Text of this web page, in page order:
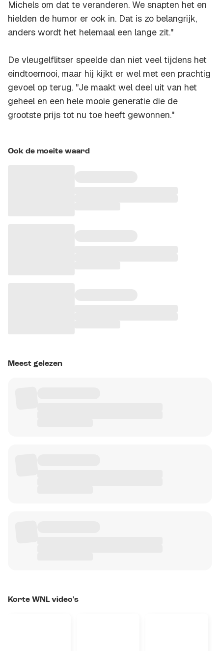
Michels om dat te veranderen. We snapten het en
hielden de humor er ook in. Dat is zo belangrijk,
anders wordt het helemaal een lange zit."
De vleugelflitser speelde dan niet veel tijdens het
eindtoernooi, maar hij kijkt er wel met een prachtig
gevoel op terug. "Je maakt wel deel uit van het
geheel en een hele mooie generatie die de
grootste prijs tot nu toe heeft gewonnen."
Ook de moeite waard
Meest gelezen
Korte WNL video's